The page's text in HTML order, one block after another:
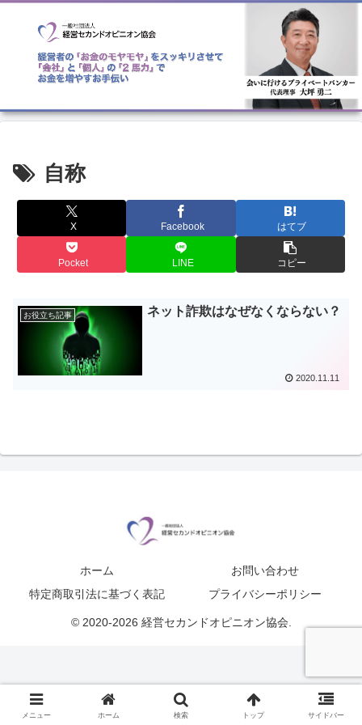
自称
X Facebook はてブ
Pocket LINE コピー
お役立ち記事 ネット詐欺はなぜなくならない？
2020.11.11
ホーム
お問い合わせ
特定商取引法に基づく表記
プライバシーポリシー
© 2020-2026 経営セカンドオピニオン協会.
メニュー ホーム 検索 トップ サイドバー